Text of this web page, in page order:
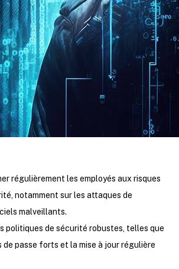
régulièrement les employés aux risques
notamment sur les attaques de
malveillants.
politiques de sécurité robustes, telles que
de passe forts et la mise à jour régulière